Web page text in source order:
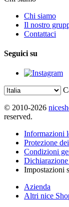
Chi siamo
Il nostro
Contattaci
Seguici su
© 2010-2026
reserved.
Informazioni
Protezione
Condizioni
Impostazioni
Azienda
Altri nice